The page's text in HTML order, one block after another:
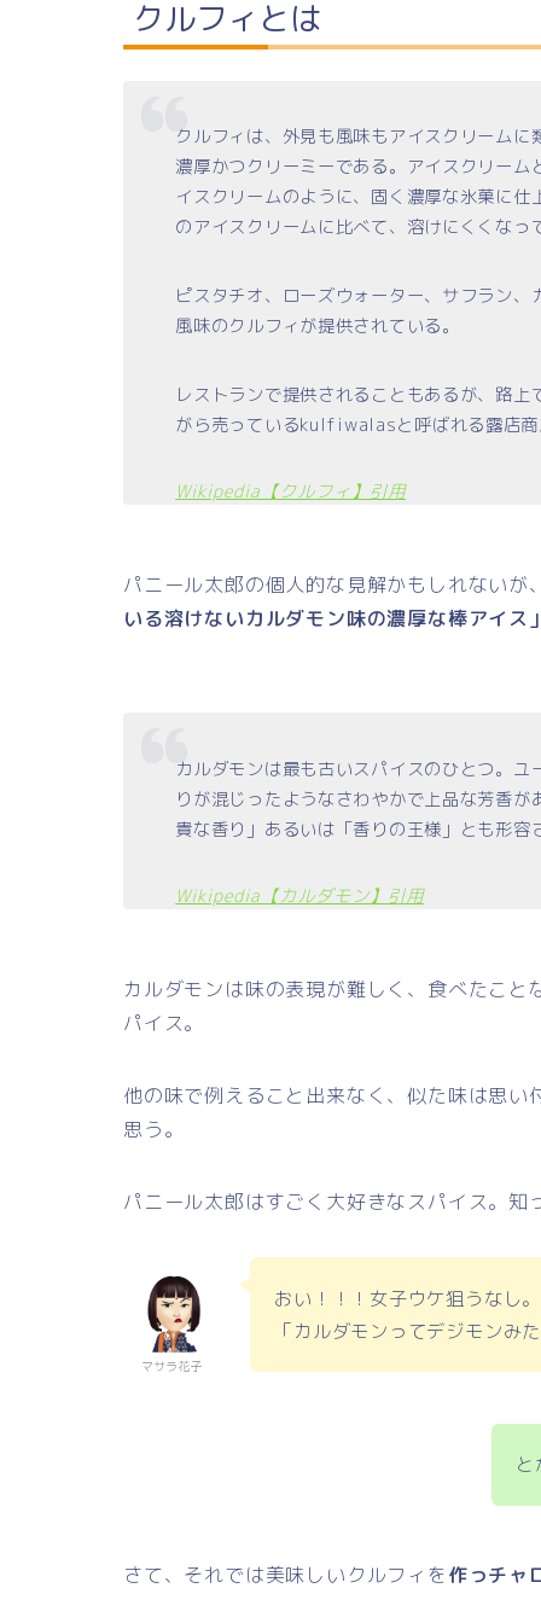
クルフィとは
クルフィは、外見も風味もアイスクリーム
濃厚かつクリーミーである。アイスクリー
イスクリームのように、固く濃厚な氷菓に
のアイスクリームに比べて、溶けにくくなっ
ピスタチオ、ローズウォーター、サフラン
風味のクルフィが提供されている。
レストランで提供されることもあるが、路
がら売っているkulfiwalasと呼ばれる露店
Wikipedia【クルフィ】引用
パニール太郎の個人的な見解かもしれないが
いる溶けないカルダモン味の濃厚な棒アイス
カルダモンは最も古いスパイスのひとつ。
りが混じったようなさわやかで上品な芳香
貴な香り」あるいは「香りの王様」とも形容
Wikipedia【カルダモン】引用
カルダモンは味の表現が難しく、食べたこ
パイス。
他の味で例えること出来なく、似た味は思
思う。
パニール太郎はすごく大好きなスパイス。
マサラ花子
おい！！！女子ウケ狙うなし。
「カルダモンってデジモンみ
さて、それでは美味しいクルフィを作っチャ